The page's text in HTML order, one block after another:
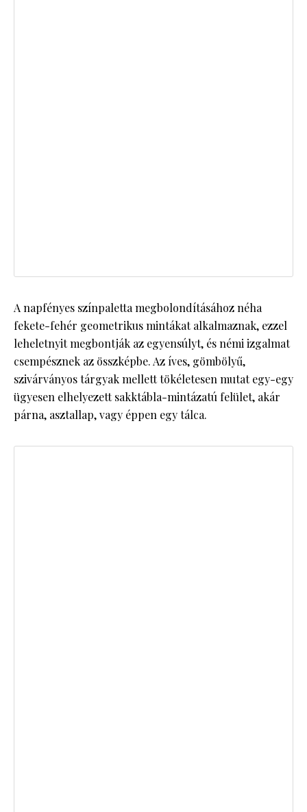
A napfényes színpaletta megbolondításához néha
fekete-fehér geometrikus mintákat alkalmaznak, ezzel
leheletnyit megbontják az egyensúlyt, és némi izgalmat
csempésznek az összképbe. Az íves, gömbölyű,
szivárványos tárgyak mellett tökéletesen mutat egy-egy
ügyesen elhelyezett sakktábla-mintázatú felület, akár
párna, asztallap, vagy éppen egy tálca.